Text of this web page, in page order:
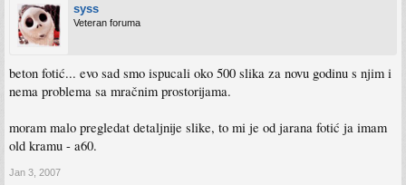
syss
Veteran foruma
beton fotić... evo sad smo ispucali oko 500 slika za novu godinu s njim i
nema problema sa mračnim prostorijama.
moram malo pregledat detaljnije slike, to mi je od jarana fotić ja imam
old kramu - a60.
Jan 3, 2007